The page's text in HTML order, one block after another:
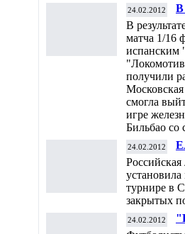
24.02.2012
В
В
матча 1/16
испанским
получили
смогла
игре
Бильбао со
24.02.2012
Российская
турнире в
закрытых
24.02.2012